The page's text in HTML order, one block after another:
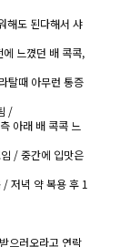
해도 된다해서 샤
탈때 아무런 통증
원래 털털해서 털썩털썩 앉고 하는데 뭔가 행동을 조심하게됨 /
/ 중간에 입맛은
저녁 약 복용 후 1